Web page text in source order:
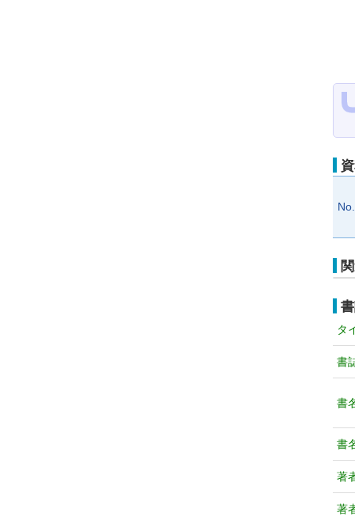
No.
タ
書
書
書
著
著